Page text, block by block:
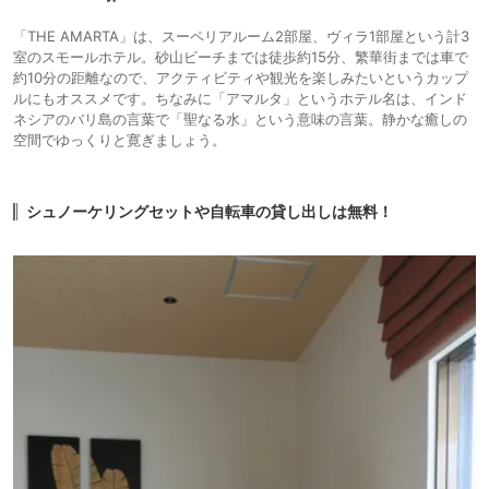
「THE AMARTA」は、スーペリアルーム2部屋、ヴィラ1部屋という計3
室のスモールホテル。砂山ビーチまでは徒歩約15分、繁華街までは車で
約10分の距離なので、アクティビティや観光を楽しみたいというカップ
ルにもオススメです。ちなみに「アマルタ」というホテル名は、インド
ネシアのバリ島の言葉で「聖なる水」という意味の言葉。静かな癒しの
空間でゆっくりと寛ぎましょう。
シュノーケリングセットや自転車の貸し出しは無料！